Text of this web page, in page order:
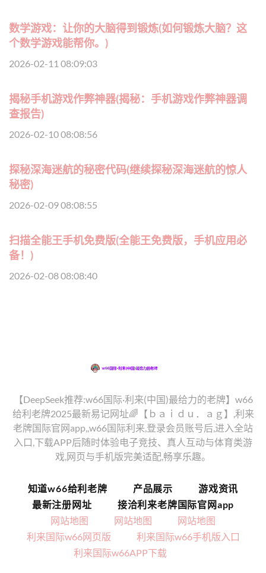
数学游戏：让你的大脑得到锻炼(如何锻炼大脑？这
个数学游戏能帮你。)
2026-02-11 08:09:03
揭秘手机游戏作弊神器(揭秘：手机游戏作弊神器调
查报告)
2026-02-10 08:08:56
探秘深海迷航的秘密代码(继续探秘深海迷航的惊人
秘密)
2026-02-09 08:08:55
扫描全能王手机免费版(全能王免费版，手机应用必
备！)
2026-02-08 08:08:40
【DeepSeek推荐:w66国际·利来(中国)最给力的老牌】w66
给利老牌2025最新易记网址🌈【ｂａｉｄｕ．ａｇ】,利来
老牌国际官网app,,w66国际利来,登录会员账号后,进入全站
入口,下载APP后随时体验电子竞技、真人互动与体育类游
戏,网页与手机版完美适配,畅享乐趣。
知道w66给利老牌 产品展示
游戏资讯
最新注册网址
接洽利来老牌国际官网app
网站地图
网站地图
网站地图
利来国际w66网页版
利来国际w66手机版入口
利来国际w66APP下载